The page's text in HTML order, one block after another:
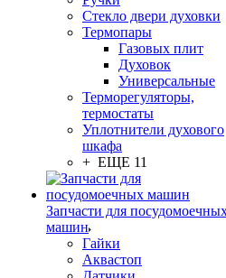
Стекло двери духовки
Термопары
Газовых плит
Духовок
Универсальные
Терморегуляторы,
термостаты
Уплотнители духового
шкафа
+ ЕЩЕ 11
Запчасти для
машин
Гайки
Аквастоп